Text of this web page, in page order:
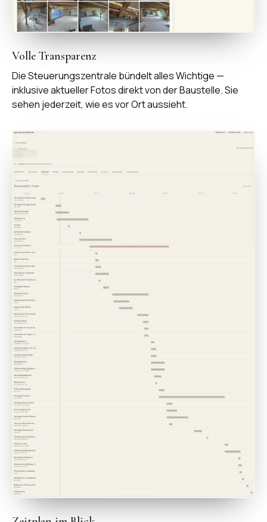
Volle Transparenz
Die Steuerungszentrale bündelt alles Wichtige —
inklusive aktueller Fotos direkt von der Baustelle. Sie
sehen jederzeit, wie es vor Ort aussieht.